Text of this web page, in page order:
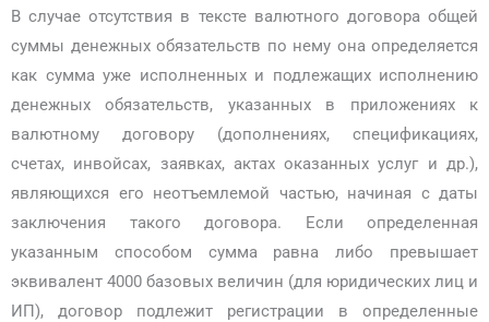
В случае отсутствия в тексте валютного договора общей
суммы денежных обязательств по нему она определяется
как сумма уже исполненных и подлежащих исполнению
денежных обязательств, указанных в приложениях к
валютному договору (дополнениях, спецификациях,
счетах, инвойсах, заявках, актах оказанных услуг и др.),
являющихся его неотъемлемой частью, начиная с даты
заключения такого договора. Если определенная
указанным способом сумма равна либо превышает
эквивалент 4000 базовых величин (для юридических лиц и
ИП), договор подлежит регистрации в определенные